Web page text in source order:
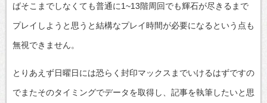
ばそこまでしなくても普通に1~13階周回でも輝石が尽きるまで
プレイしようと思うと結構なプレイ時間が必要になるという点も
無視できません。
とりあえず日曜日には恐らく封印マックスまでいけるはずですの
でまたそのタイミングでデータを取得し、記事を執筆したいと思